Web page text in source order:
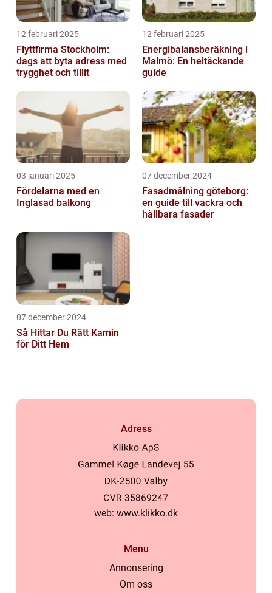
12 februari 2025
Flyttfirma Stockholm:
dags att byta adress med
trygghet och tillit
12 februari 2025
Energibalansberäkning i
Malmö: En heltäckande
guide
03 januari 2025
Fördelarna med en
Inglasad balkong
07 december 2024
Fasadmålning göteborg:
en guide till vackra och
hållbara fasader
07 december 2024
Så Hittar Du Rätt Kamin
för Ditt Hem
Adress
web: www.klikko.dk
Menu
Annonsering
Om oss